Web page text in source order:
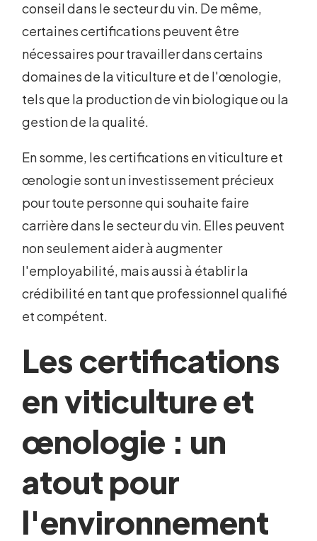
conseil dans le secteur du vin. De même,
certaines certifications peuvent être
nécessaires pour travailler dans certains
domaines de la viticulture et de l'œnologie,
tels que la production de vin biologique ou la
gestion de la qualité.
En somme, les certifications en viticulture et
œnologie sont un investissement précieux
pour toute personne qui souhaite faire
carrière dans le secteur du vin. Elles peuvent
non seulement aider à augmenter
l'employabilité, mais aussi à établir la
crédibilité en tant que professionnel qualifié
et compétent.
Les certifications
en viticulture et
œnologie : un
atout pour
l'environnement